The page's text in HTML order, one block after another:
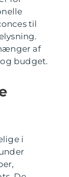
til
af
budget.
i